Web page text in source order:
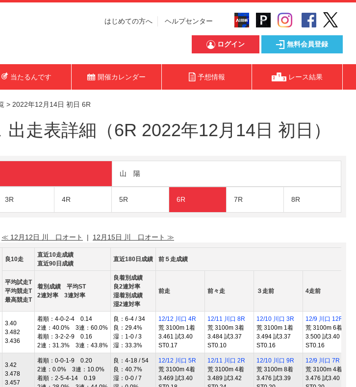
はじめての方へ ヘルプセンター
ログイン 無料会員登録
当たるんです 開催カレンダー 予想情報 レース結果
> 2022年12月14日 初日 6R
走表詳細（6R 2022年12月14日 初日）
山 陽
3R 4R 5R 6R 7R 8R
≪ 12月12日 川 口オート | 12月15日 川 口オート ≫
良10走
直近10走成績
直近90日成績
直近180日成績 前５走成績
平均試走T
平均競走T
最高競走T
着別成績 平均ST
2連対率 3連対率
良着別成績
良2連対率
湿着別成績
湿2連対率
前走 前々走 ３走前 4走前
3.40
3.482
3.436
着順：4-0-2-4 0.14
2連：40.0% 3連：60.0%
着順：3-2-2-9 0.16
2連：31.3% 3連：43.8%
良：6-4 / 34
良：29.4%
湿：1-0 / 3
湿：33.3%
12/12 川口 4R
荒 3100m 1着
3.461 試3.40
ST0.17
12/11 川口 8R
荒 3100m 3着
3.484 試3.37
ST0.10
12/10 川口 3R
荒 3100m 1着
3.494 試3.37
ST0.16
12/9 川口 12R
荒 3100m 6着
3.500 試3.40
ST0.16
3.42
3.478
3.457
着順：0-0-1-9 0.20
2連：0.0% 3連：10.0%
着順：2-5-4-14 0.19
良：4-18 / 54
良：40.7%
湿：0-0 / 7
12/12 川口 5R
荒 3100m 4着
3.469 試3.40
12/11 川口 2R
荒 3100m 4着
3.489 試3.42
12/10 川口 9R
荒 3100m 8着
3.476 試3.39
12/9 川口 7R
荒 3100m 4着
3.476 試3.40